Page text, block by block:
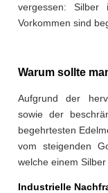
vergessen:
Vorkommen sind
Warum sollte
Aufgrund der
sowie der
begehrtesten
vom steigenden
welche einem
Industrielle